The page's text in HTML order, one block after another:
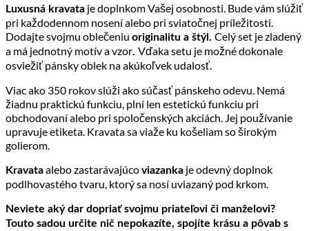
Luxusná kravata je doplnkom Vašej osobnosti. Bude vám slúžiť
pri každodennom nosení alebo pri sviatočnej príležitosti.
Dodajte svojmu oblečeniu originalitu a štýl. Celý set je zladený
a má jednotný motív a vzor. Vďaka setu je možné dokonale
osviežiť pánsky oblek na akúkoľvek udalosť.
Viac ako 350 rokov slúži ako súčasť pánskeho odevu. Nemá
žiadnu praktickú funkciu, plní len estetickú funkciu pri
obchodovaní alebo pri spoločenských akciách. Jej používanie
upravuje etiketa. Kravata sa viaže ku košeliam so širokým
golierom.
Kravataalebo zastarávajúcoviazanka je odevný doplnok
podlhovastého tvaru, ktorý sa nosí uviazaný pod krkom.
Neviete aký dar dopriať svojmu priateľovi či manželovi?
Touto sadou určite nič nepokazíte, spojíte krásu a pôvab s